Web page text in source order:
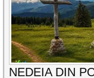
NEDEIA DIN